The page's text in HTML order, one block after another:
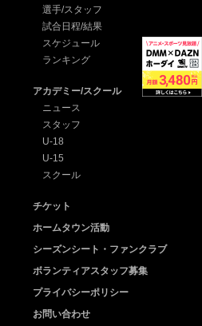
選手/スタッフ
試合日程/結果
スケジュール
ランキング
アカデミー/スクール
ニュース
スタッフ
U-18
U-15
スクール
チケット
ホームタウン活動
シーズンシート・ファンクラブ
ボランティアスタッフ募集
プライバシーポリシー
お問い合わせ